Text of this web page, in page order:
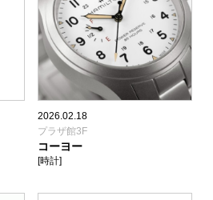
2026.02.18
プラザ館3F
コーヨー
[時計]